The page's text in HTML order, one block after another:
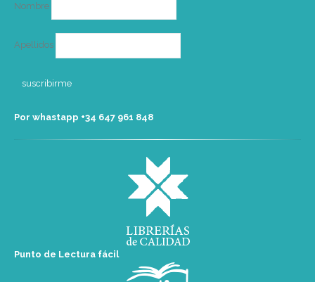
Nombre
Apellidos
Por whastapp +34 ‭647 961 848‬
Punto de Lectura fácil